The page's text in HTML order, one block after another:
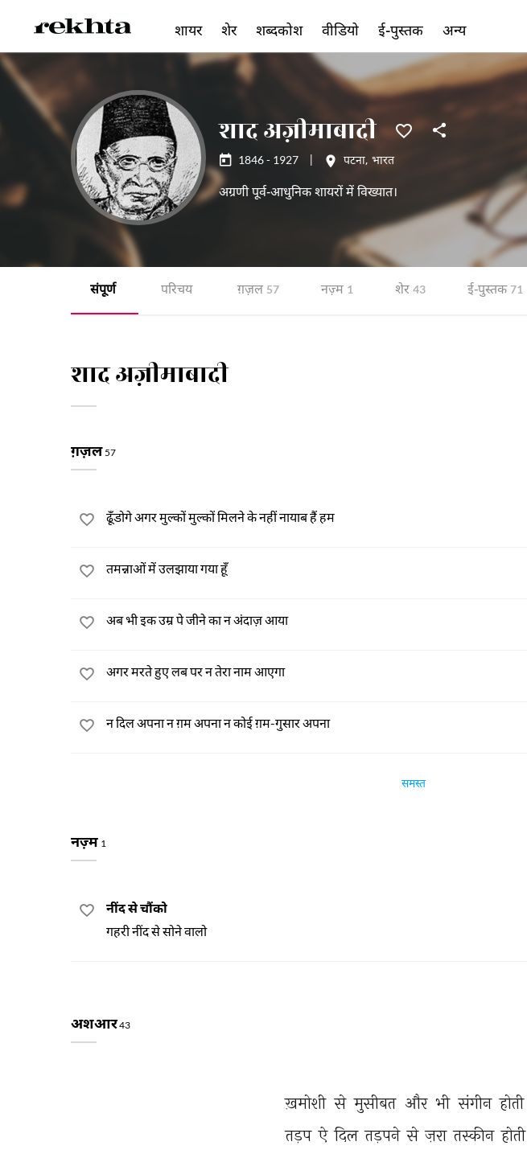
शाद अज़ीमाबादी
1846 - 1927 पटना, भारत
अग्रणी पूर्व-आधुनिक शायरों में विख्यात।
संपूर्ण परिचय ग़ज़ल 57 नज़्म 1 शेर 43 ई-पुस्तक 71
शाद अज़ीमाबादी
ग़ज़ल57
ढूँडोगे अगर मुल्कों मुल्कों मिलने के नहीं नायाब हैं हम
तमन्नाओं में उलझाया गया हूँ
अब भी इक उम्र पे जीने का न अंदाज़ आया
अगर मरते हुए लब पर न तेरा नाम आएगा
न दिल अपना न ग़म अपना न कोई ग़म-गुसार अपना
समस्त
नज़्म 1
नींद से चौंको
गहरी नींद से सोने वालो
अशआर43
ख़मोशी से मुसीबत और भी संगीन होती
तड़प ऐ दिल तड़पने से ज़रा तस्कीन होती
शायर शेर शब्दकोश वीडियो ई-पुस्तक अन्य